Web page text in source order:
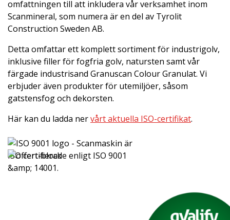
omfattningen till att inkludera vår verksamhet inom
Scanmineral, som numera är en del av Tyrolit
Construction Sweden AB.
Detta omfattar ett komplett sortiment för industrigolv,
inklusive filler för fogfria golv, natursten samt vår
färgade industrisand Granuscan Colour Granulat. Vi
erbjuder även produkter för utemiljöer, såsom
gatstensfog och dekorsten.
Här kan du ladda nervårt aktuella ISO-certifikat.